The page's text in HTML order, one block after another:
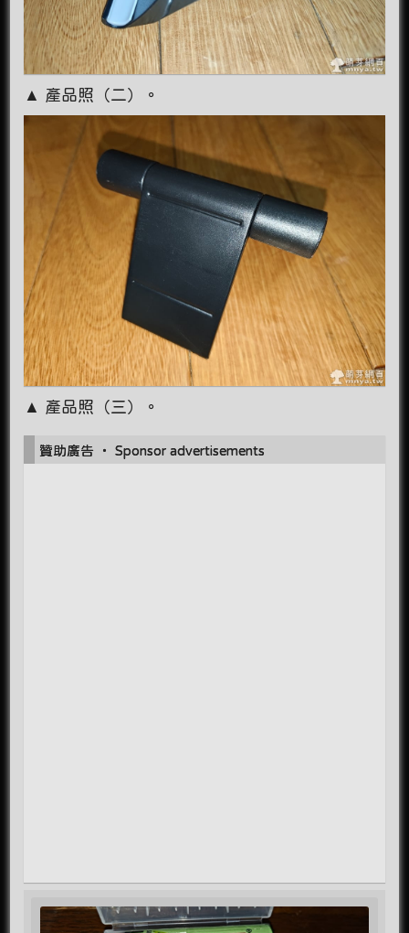
▲ 產品照（二）。
▲ 產品照（三）。
贊助廣告 ‧ Sponsor advertisements